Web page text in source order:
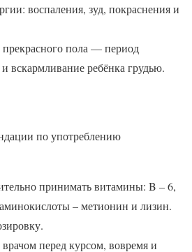
воспаления, зуд, покраснения и
пола — период
вскармливание ребёнка грудью.
по употреблению
принимать витамины: B – 6,
– метионин и лизин.
врачом перед курсом, вовремя и